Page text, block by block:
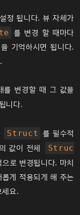
정 됩니다. 뷰 자체가
를 변경 할 때마다
기억하시면 됩니다.
를 변경할 때 그 값을
니다.
Struct 를 필수적
값이 전체
Struc
로 변경됩니다. 마치
게 적용되게 해 주는
요.